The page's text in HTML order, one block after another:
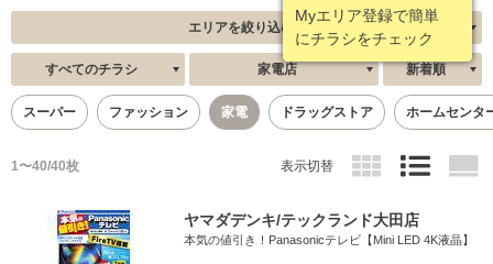
エリアを絞り込む
すべてのチラシ 家電店 新着順
スーパー ファッション 家電 ドラッグストア ホームセンタ
1〜40/40枚 表示切替
ヤマダデンキ/テックランド大田店
本気の値引き！Panasonicテレビ【Mini LED 4K液晶】